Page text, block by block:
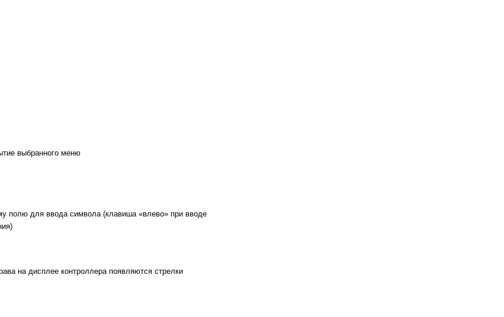
выбранного меню
полю для ввода символа (клавиша «влево» при вводе
на дисплее контроллера появляются стрелки